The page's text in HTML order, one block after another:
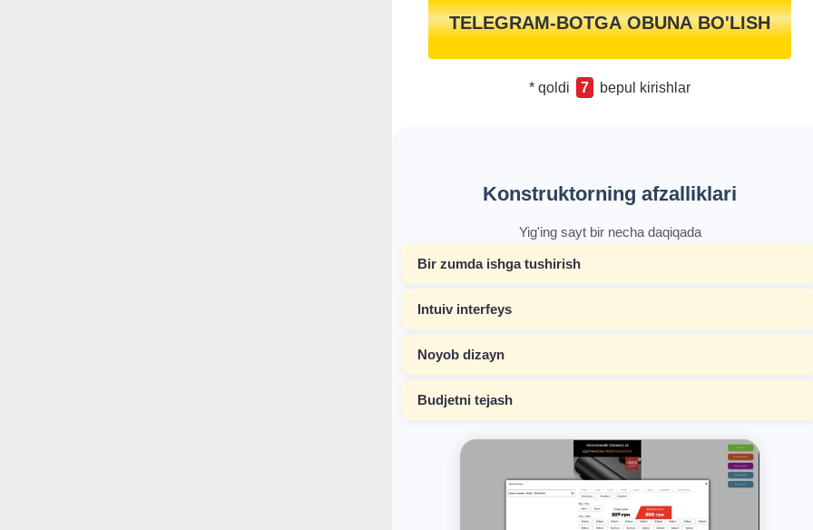
TELEGRAM-BOTGA OBUNA BO'LISH
* qoldi 7 bepul kirishlar
Konstruktorning afzalliklari
Yig'ing sayt bir necha daqiqada
Bir zumda ishga tushirish
Intuiv interfeys
Noyob dizayn
Budjetni tejash